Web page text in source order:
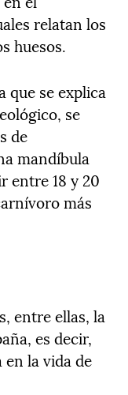
relatan los
huesos.
que se explica
se
de
mandíbula
entre 18 y 20
más
entre ellas, la
es decir,
la vida de